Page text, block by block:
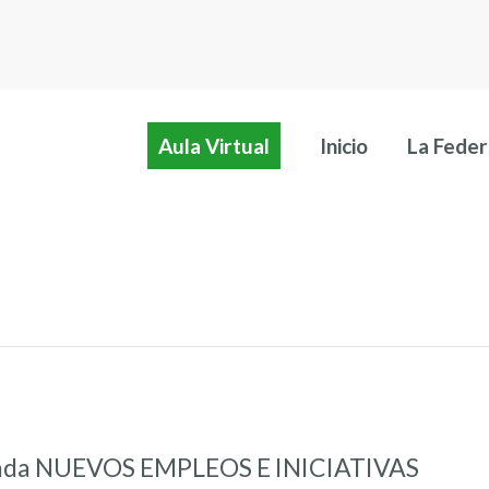
Aula Virtual Inicio La
NUEVOS EMPLEOS E INICIATIVAS